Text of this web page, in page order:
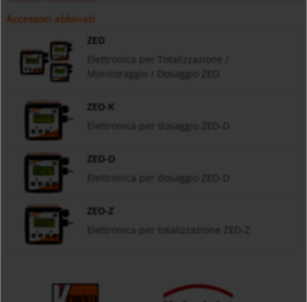
Accessori abbinati
ZED
Monitoraggio / Dosaggio ZED
ZED-K
Elettronica per dosaggio ZED-D
ZED-D
Elettronica per dosaggio ZED-D
ZED-Z